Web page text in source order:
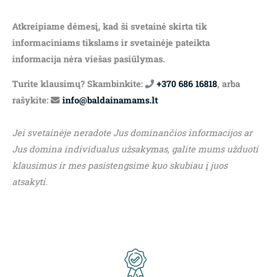
Atkreipiame dėmesį, kad ši svetainė skirta tik
informaciniams tikslams ir svetainėje pateikta
informacija nėra viešas pasiūlymas.
Turite klausimų? Skambinkite: +370 686 16818, arba
rašykite:
info@baldainamams.lt
Jei svetainėje neradote Jus dominančios informacijos ar
Jus domina individualus užsakymas, galite mums užduoti
klausimus ir mes pasistengsime kuo skubiau į juos
atsakyti.